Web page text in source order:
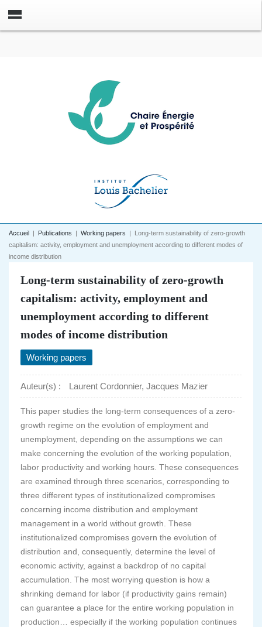
Accueil | Publications | Working papers | Long-term sustainability of zero-growth
capitalism: activity, employment and unemployment according to different modes of
income distribution
Long-term sustainability of zero-growth
capitalism: activity, employment and
unemployment according to different
modes of income distribution
Working papers
Auteur(s) : Laurent Cordonnier, Jacques Mazier
This paper studies the long-term consequences of a zero-
growth regime on the evolution of employment and
unemployment, depending on the assumptions we can
make concerning the evolution of the working population,
labor productivity and working hours. These consequences
are examined through three scenarios, corresponding to
three different types of institutionalized compromises
concerning income distribution and employment
management in a world without growth. These
institutionalized compromises govern the evolution of
distribution and, consequently, determine the level of
economic activity, against a backdrop of no capital
accumulation. The most worrying question is how a
shrinking demand for labor (if productivity gains remain)
can guarantee a place for the entire working population in
production… especially if the working population continues